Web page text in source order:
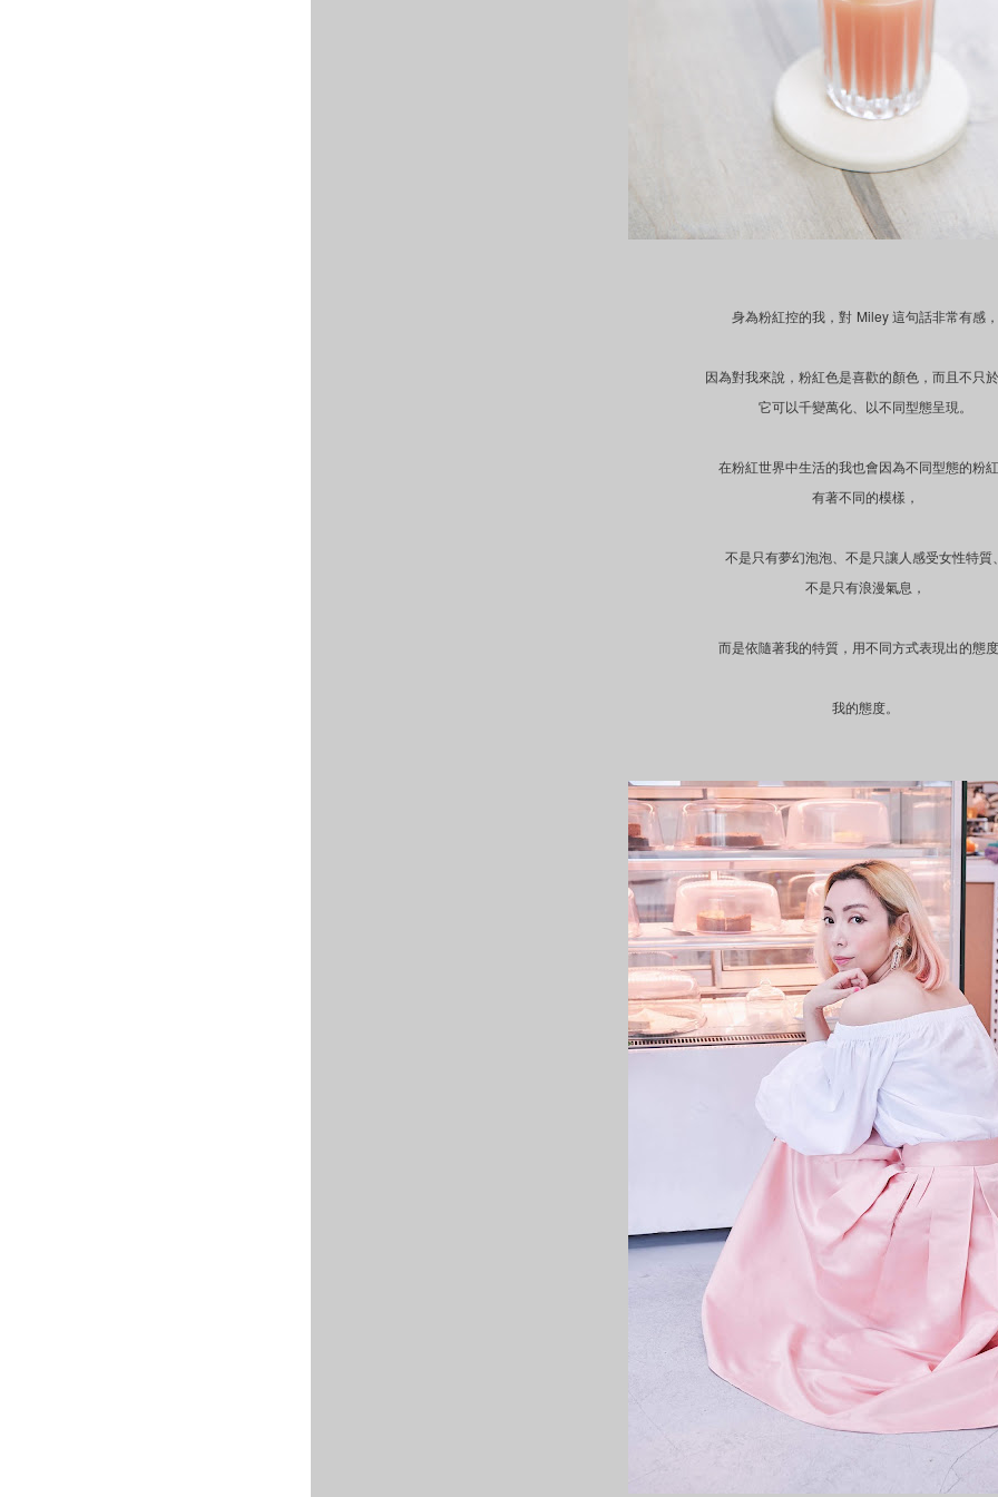
身為粉紅控的我，對 Miley這句話非常有感，
因為對我來說，粉紅色是喜歡的顏色，而且不只
它可以千變萬化、以不同型態呈現。
在粉紅世界中生活的我也會因為不同型態的粉
有著不同的模樣，
不是只有夢幻泡泡、不是只讓人感受女性特質
不是只有浪漫氣息，
而是依隨著我的特質，用不同方式表現出的態
我的態度。